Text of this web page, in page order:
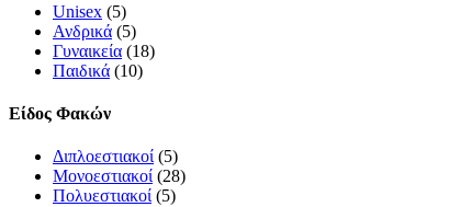
Unisex (5)
Ανδρικά (5)
Γυναικεία (18)
Παιδικά (10)
Είδος Φακών
Διπλοεστιακοί (5)
Μονοεστιακοί (28)
Πολυεστιακοί (5)